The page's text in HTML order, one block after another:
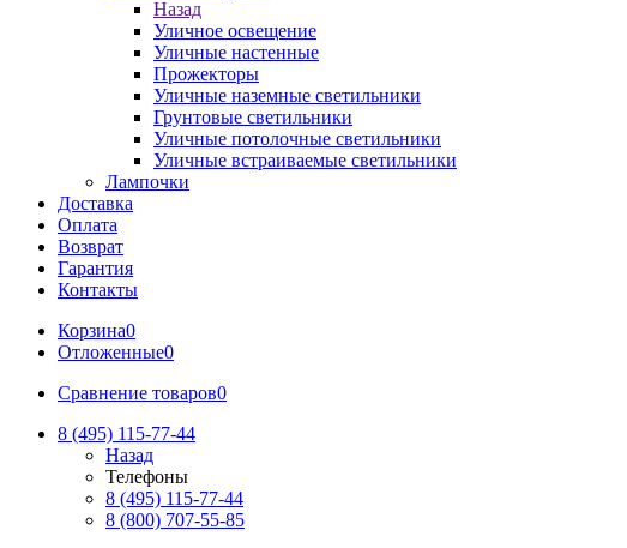
Назад
Уличное освещение
Уличные настенные
Прожекторы
Уличные наземные светильники
Грунтовые светильники
Уличные потолочные светильники
Уличные встраиваемые светильники
Лампочки
Доставка
Оплата
Возврат
Гарантия
Контакты
Корзина0
Отложенные0
Сравнение товаров0
8 (495) 115-77-44
Назад
Телефоны
8 (495) 115-77-44
8 (800) 707-55-85